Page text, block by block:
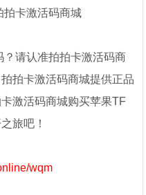
拍卡激活码商城
请认准拍拍卡激活码商
拍卡激活码商城提供正品
激活码商城购买苹果TF
旅吧！
wqm